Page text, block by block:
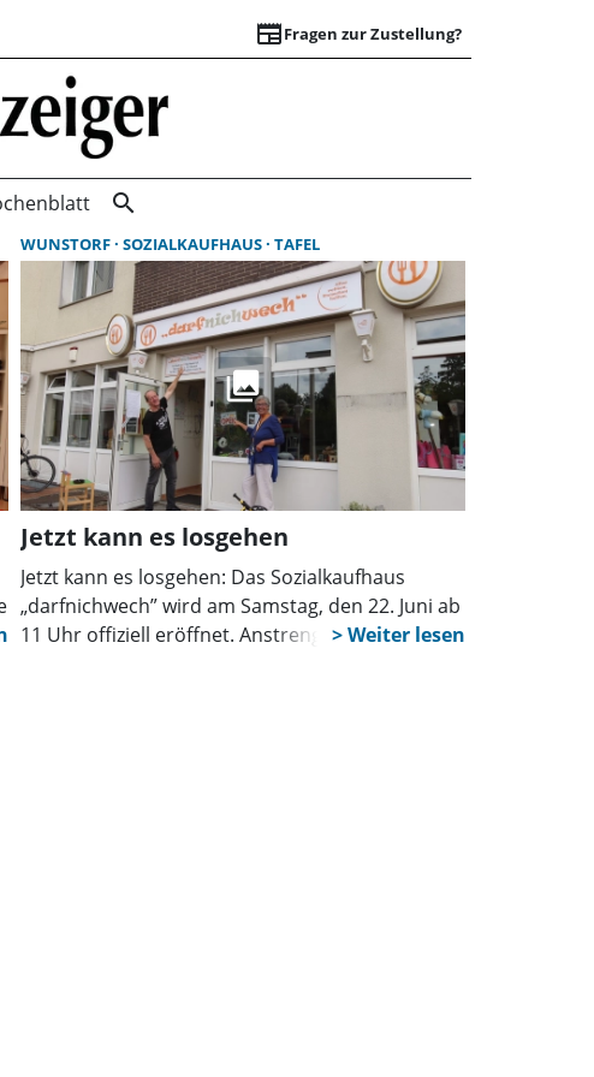
newspaperFragen zur Zustellung?
Suchergebnisse |
search
WUNSTORF SOZIALKAUFHAUS TAFEL
Jetzt kann es losgehen
Jetzt kann es losgehen: Das Sozialkaufhaus
„darfnichwech” wird am Samstag, den 22. Juni ab
11 Uhr offiziell eröffnet. Anstrengende